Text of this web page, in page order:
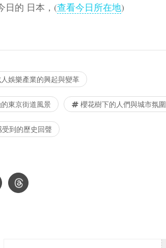
日的 日本，(查看今日所在地)
娛樂產業的興起與變革
東京街道風景 櫻花樹下的人們與城市氛圍
到的歷史回聲